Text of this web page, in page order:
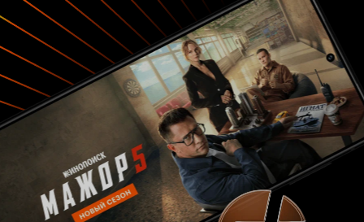
скрывать, восьмисерийный формат выглядит в
таком контексте неуместно - и так не слишком
интересно, да еще и растянуто. Очевидно, что
'Строговы' могли бы уместиться в самобытный
двухсерийный фильм. Но может в том и дело...
Эксперимент Венгерова проявил как сильные
стороны в 'сибирском эпосе', так и очевидные
провалы. Возможно, если бы не было
'Строговых', то не появилась бы и гениальная
'Сибириада', не было бы ленты-сериала о
фильму невысокую оценку и обвинить ее в
невыразительности. Но все же сложно отрицать
наличие сильных моментов и известное
влияние на других авторов. 5 из 10